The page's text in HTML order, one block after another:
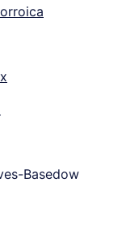
Basedow